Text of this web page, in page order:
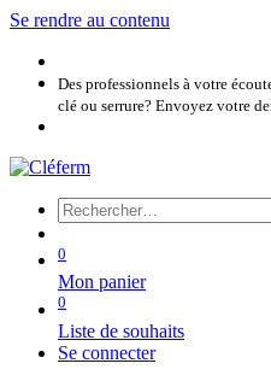
Se rendre au contenu
Des professionnels à votre
clé ou serrure? Envoyez votre
0
Mon panier
0
Liste de souhaits
Se connecter